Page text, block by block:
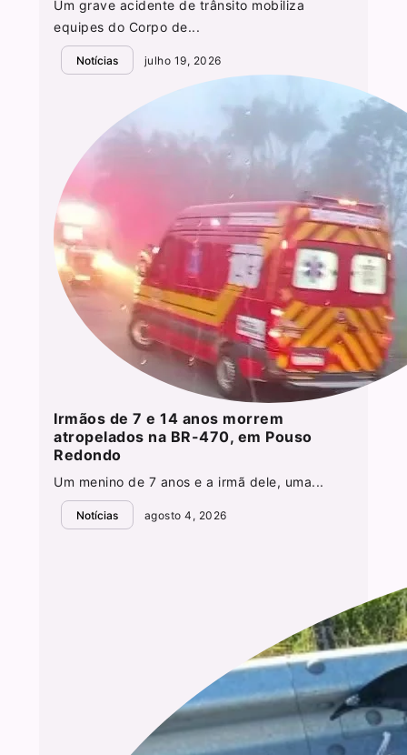
Um grave acidente de trânsito mobiliza
equipes do Corpo de...
Notícias julho 19, 2026
Irmãos de 7 e 14 anos morrem
atropelados na BR-470, em Pouso
Redondo
Um menino de 7 anos e a irmã dele, uma...
Notícias agosto 4, 2026